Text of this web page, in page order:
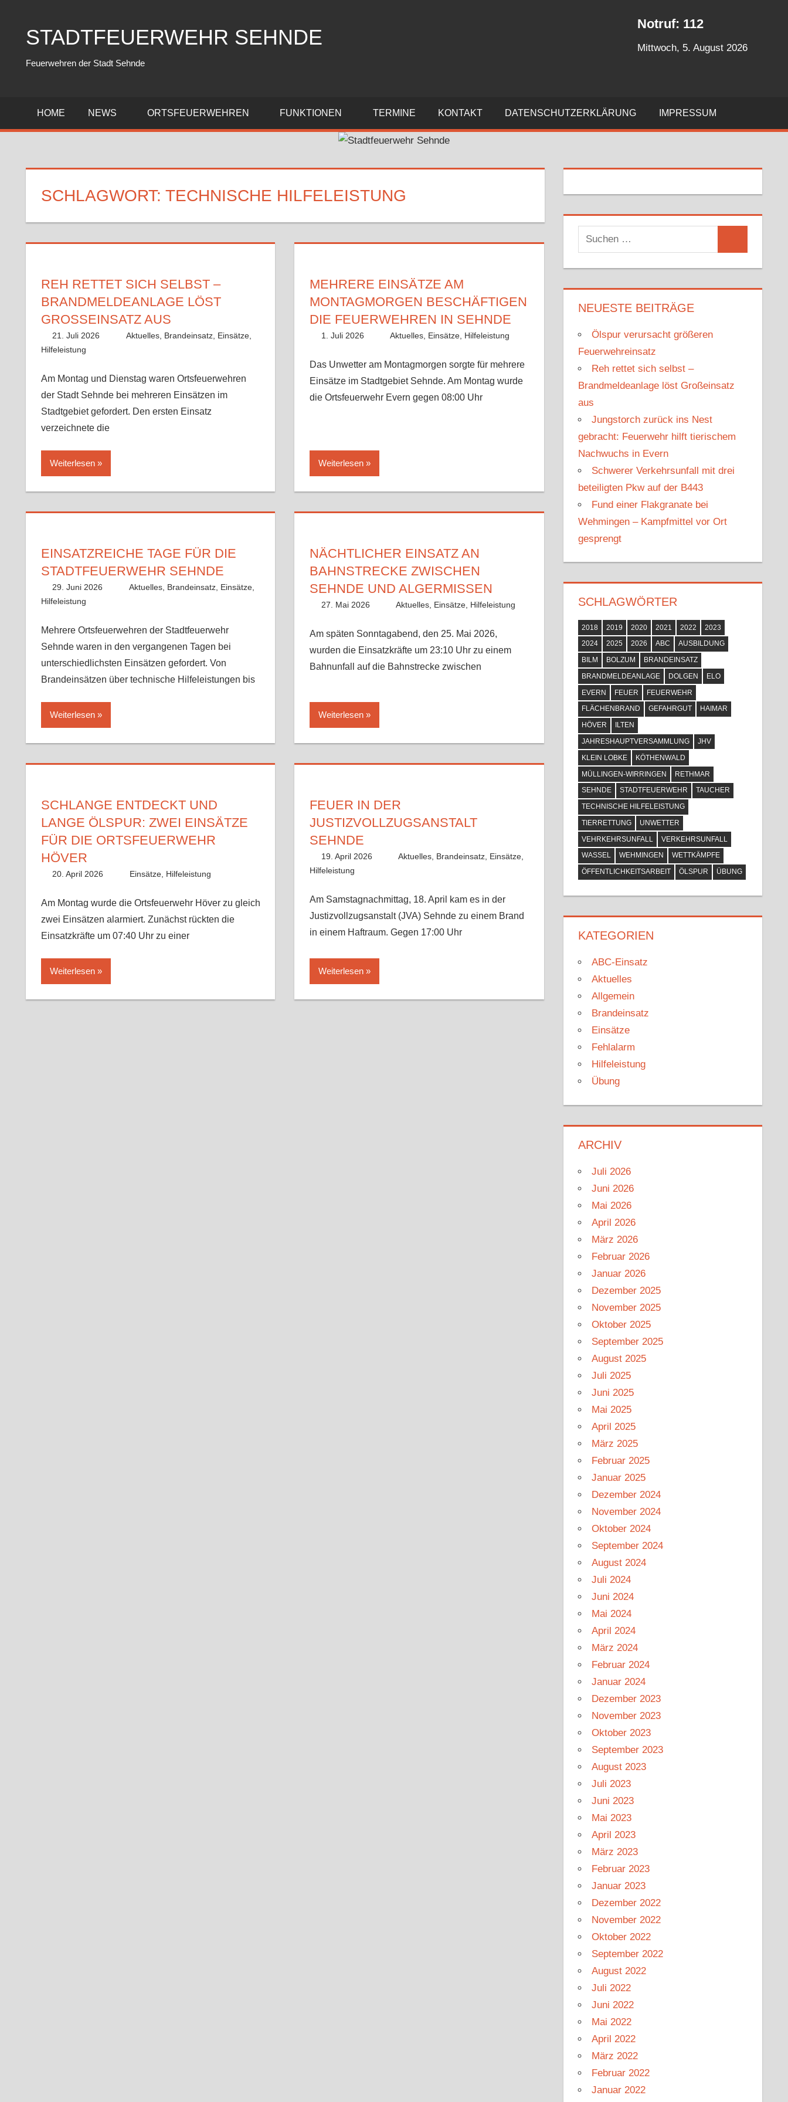
springenSTADTFEUERWEHR SEHNDE
Feuerwehren der Stadt Sehnde
Notruf: 112
Mittwoch, 5. August 2026
HOME NEWS ORTSFEUERWEHREN FUNKTIONEN TERMINE KONTAKT DATENSCHUTZERKLÄRUNG IMPRESSUM
SCHLAGWORT: TECHNISCHE HILFELEISTUNG
REH RETTET SICH SELBST –
BRANDMELDEANLAGE LÖST
GROSSEINSATZ AUS
21. Juli 2026 Paco
Aktuelles, Brandeinsatz, Einsätze,
Hilfeleistung
Am Montag und Dienstag waren Ortsfeuerwehren
der Stadt Sehnde bei mehreren Einsätzen im
Stadtgebiet gefordert. Den ersten Einsatz
verzeichnete die
Weiterlesen
MEHRERE EINSÄTZE AM
MONTAGMORGEN BESCHÄFTIGEN
DIE FEUERWEHREN IN SEHNDE
1. Juli 2026 Lisa Nolle
Aktuelles Einsätze Hilfeleistung
Das Unwetter am Montagmorgen sorgte für mehrere
Einsätze im Stadtgebiet Sehnde. Am Montag wurde
die Ortsfeuerwehr Evern gegen 08:00 Uhr
Weiterlesen
EINSATZREICHE TAGE FÜR DIE
STADTFEUERWEHR SEHNDE
29. Juni 2026 Benedikt Nolle
Aktuelles, Brandeinsatz, Einsätze,
Hilfeleistung
Mehrere Ortsfeuerwehren der Stadtfeuerwehr
Sehnde waren in den vergangenen Tagen bei
unterschiedlichsten Einsätzen gefordert. Von
Brandeinsätzen über technische Hilfeleistungen bis
Weiterlesen
NÄCHTLICHER EINSATZ AN
BAHNSTRECKE ZWISCHEN
SEHNDE UND ALGERMISSEN
27. Mai 2026 Lisa Nolle
Aktuelles Einsätze Hilfeleistung
Am späten Sonntagabend, den 25. Mai 2026,
wurden die Einsatzkräfte um 23:10 Uhr zu einem
Bahnunfall auf die Bahnstrecke zwischen
Weiterlesen
SCHLANGE ENTDECKT UND
LANGE ÖLSPUR: ZWEI EINSÄTZE
FÜR DIE ORTSFEUERWEHR
HÖVER
20. April 2026 Paco
Einsätze, Hilfeleistung
Am Montag wurde die Ortsfeuerwehr Höver zu gleich
zwei Einsätzen alarmiert. Zunächst rückten die
Einsatzkräfte um 07:40 Uhr zu einer
Weiterlesen
FEUER IN DER
JUSTIZVOLLZUGSANSTALT
SEHNDE
19. April 2026 Lisa Nolle
Aktuelles Brandeinsatz Einsätze
Hilfeleistung
Am Samstagnachmittag, 18. April kam es in der
Justizvollzugsanstalt (JVA) Sehnde zu einem Brand
in einem Haftraum. Gegen 17:00 Uhr
Weiterlesen
u
c
h
e
n
a
c
h
:
NEUESTE BEITRÄGE
Ölspur verursacht größeren
Feuerwehreinsatz
Reh rettet sich selbst –
Brandmeldeanlage löst Großeinsatz
aus
Jungstorch zurück ins Nest
gebracht: Feuerwehr hilft tierischem
Nachwuchs in Evern
Schwerer Verkehrsunfall mit drei
beteiligten Pkw auf der B443
Fund einer Flakgranate bei
Wehmingen – Kampfmittel vor Ort
gesprengt
SCHLAGWÖRTER
2018 2019 2020 2021 2022
2023
2024
2025 2026 ABC
AUSBILDUNG
BILM
BOLZUM
BRANDEINSATZ
BRANDMELDEANLAGE
DOLGEN
ELO
EVERN
FEUER
FEUERWEHR
FLÄCHENBRAND
GEFAHRGUT
HAIMAR
HÖVER
ILTEN
JAHRESHAUPTVERSAMMLUNG
JHV
KLEIN LOBKE
KÖTHENWALD
MÜLLINGEN-WIRRINGEN
RETHMAR
SEHNDE
STADTFEUERWEHR
TAUCHER
TECHNISCHE HILFELEISTUNG
TIERRETTUNG
UNWETTER
VEHRKEHRSUNFALL
VERKEHRSUNFALL
WASSEL
WEHMINGEN
WETTKÄMPFE
ÖFFENTLICHKEITSARBEIT
ÖLSPUR ÜBUNG
KATEGORIEN
ABC-Einsatz
Aktuelles
Allgemein
Brandeinsatz
Einsätze
Fehlalarm
Hilfeleistung
Übung
ARCHIV
Juli 2026
Juni 2026
Mai 2026
April 2026
März 2026
Februar 2026
Januar 2026
Dezember 2025
November 2025
Oktober 2025
September 2025
August 2025
Juli 2025
Juni 2025
Mai 2025
April 2025
März 2025
Februar 2025
Januar 2025
Dezember 2024
November 2024
Oktober 2024
September 2024
August 2024
Juli 2024
Juni 2024
Mai 2024
April 2024
März 2024
Februar 2024
Januar 2024
Dezember 2023
November 2023
Oktober 2023
September 2023
August 2023
Juli 2023
Juni 2023
Mai 2023
April 2023
März 2023
Februar 2023
Januar 2023
Dezember 2022
November 2022
Oktober 2022
September 2022
August 2022
Juli 2022
Juni 2022
Mai 2022
April 2022
März 2022
Februar 2022
Januar 2022